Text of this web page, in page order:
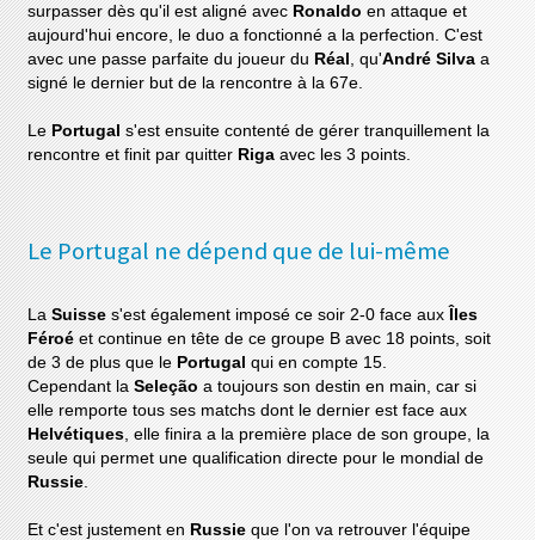
surpasser dès qu'il est aligné avec Ronaldoen attaque et
aujourd'hui encore, le duo a fonctionné a la perfection. C'est
avec une passe parfaite du joueur du Réal , qu'André Silva a
signé le dernier but de la rencontre à la 67e.
LePortugals'est ensuite contenté de gérer tranquillement la
rencontre et finit par quitter Rigaavec les 3 points.
Le Portugal ne dépend que de lui-même
LaSuisses'est également imposé ce soir 2-0 face aux
Îles
Féroéet continue en tête de ce groupe B avec 18 points, soit
de 3 de plus que le Portugalqui en compte 15.
Cependant laSeleçãoa toujours son destin en main, car si
elle remporte tous ses matchs dont le dernier est face aux
Helvétiques , elle finira a la première place de son groupe, la
seule qui permet une qualification directe pour le mondial de
Russie.
Et c'est justement en Russieque l'on va retrouver l'équipe